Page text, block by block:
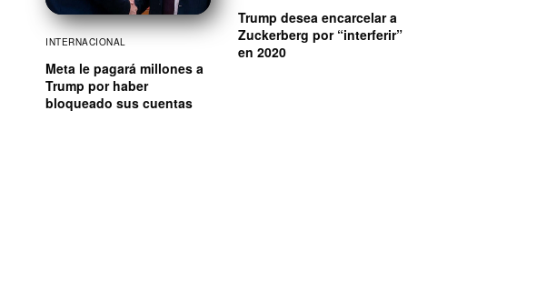
INTERNACIONAL
Meta le pagará millones a
Trump por haber
bloqueado sus cuentas
Trump desea encarcelar a
Zuckerberg por “interferir”
en 2020